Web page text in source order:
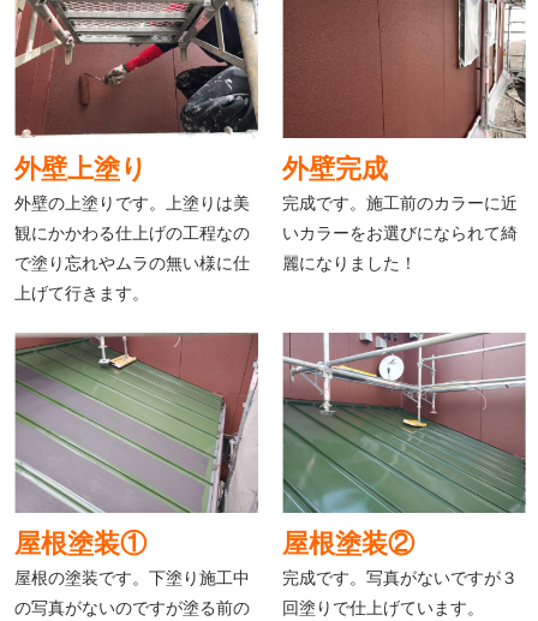
外壁上塗り
外壁の上塗りです。上塗りは美
観にかかわる仕上げの工程なの
で塗り忘れやムラの無い様に仕
上げて行きます。
外壁完成
完成です。施工前のカラーに近
いカラーをお選びになられて綺
麗になりました！
屋根塗装①
屋根の塗装です。下塗り施工中
の写真がないのですが塗る前の
屋根塗装②
完成です。写真がないですが３
回塗りで仕上げています。